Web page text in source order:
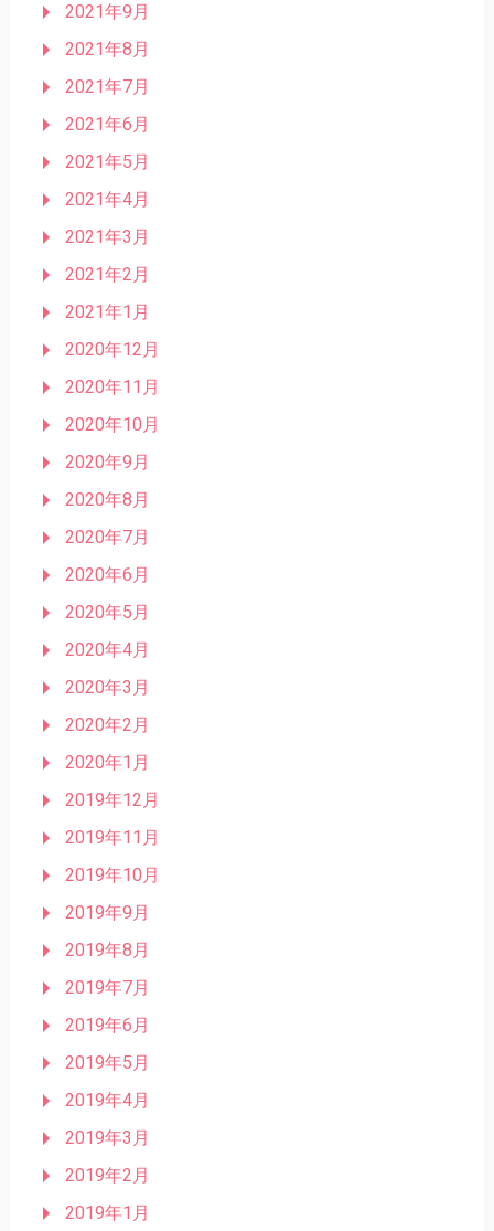
2021年9月
2021年8月
2021年7月
2021年6月
2021年5月
2021年4月
2021年3月
2021年2月
2021年1月
2020年12月
2020年11月
2020年10月
2020年9月
2020年8月
2020年7月
2020年6月
2020年5月
2020年4月
2020年3月
2020年2月
2020年1月
2019年12月
2019年11月
2019年10月
2019年9月
2019年8月
2019年7月
2019年6月
2019年5月
2019年4月
2019年3月
2019年2月
2019年1月